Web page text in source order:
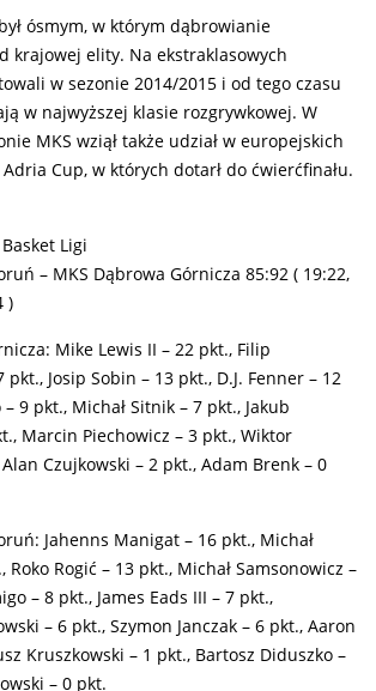
ósmym, w którym dąbrowianie
krajowej elity. Na ekstraklasowych
w sezonie 2014/2015 i od tego czasu
w najwyższej klasie rozgrywkowej. W
MKS wziął także udział w europejskich
Cup, w których dotarł do ćwierćfinału.
Ligi
– MKS Dąbrowa Górnicza 85:92 ( 19:22,
)
Mike Lewis II – 22 pkt., Filip
pkt., Josip Sobin – 13 pkt., D.J. Fenner – 12
9 pkt., Michał Sitnik – 7 pkt., Jakub
Marcin Piechowicz – 3 pkt., Wiktor
Czujkowski – 2 pkt., Adam Brenk – 0
Jahenns Manigat – 16 pkt., Michał
Roko Rogić – 13 pkt., Michał Samsonowicz –
– 8 pkt., James Eads III – 7 pkt.,
– 6 pkt., Szymon Janczak – 6 pkt., Aaron
Kruszkowski – 1 pkt., Bartosz Diduszko –
– 0 pkt.